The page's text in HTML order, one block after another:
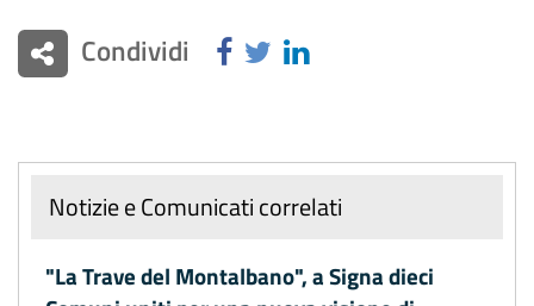
Condividi
Notizie e Comunicati correlati
"La Trave del Montalbano", a Signa dieci